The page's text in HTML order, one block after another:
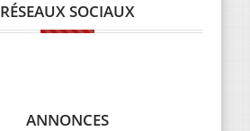
RÉSEAUX SOCIAUX
ANNONCES